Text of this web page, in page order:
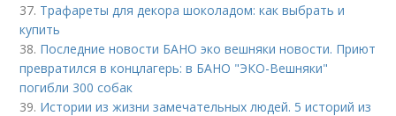
37. Трафареты для декора шоколадом: как выбрать и
купить
38. Последние новости БАНО эко вешняки новости. Приют
превратился в концлагерь: в БАНО "ЭКО-Вешняки"
погибли 300 собак
39. Истории из жизни замечательных людей. 5 историй из